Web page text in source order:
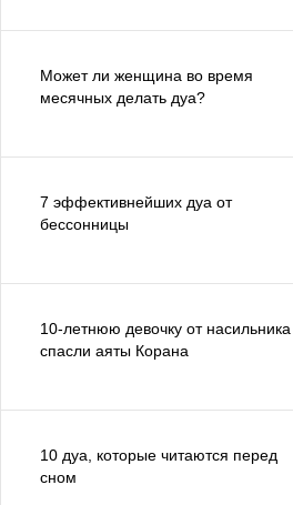
Может ли женщина во время
месячных делать дуа?
7 эффективнейших дуа от
бессонницы
10-летнюю девочку от насильника
спасли аяты Корана
10 дуа, которые читаются перед
сном